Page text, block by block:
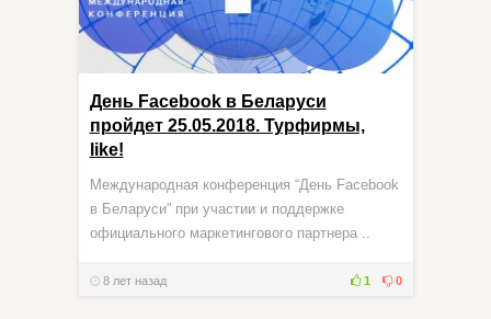
День Facebook в Беларуси
пройдет 25.05.2018. Турфирмы,
like!
Международная конференция “День Facebook
в Беларуси” при участии и поддержке
официального маркетингового партнера ..
8 лет назад 1 0